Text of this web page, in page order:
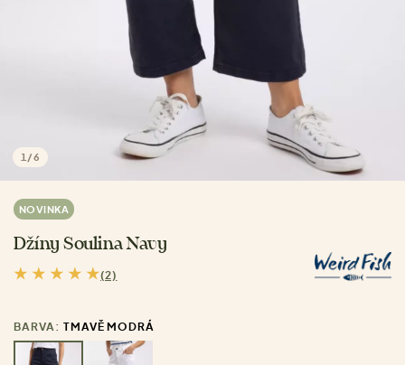
1 /6
NOVINKA
Džíny Soulina Navy
(2)
BARVA: TMAVĚ MODRÁ